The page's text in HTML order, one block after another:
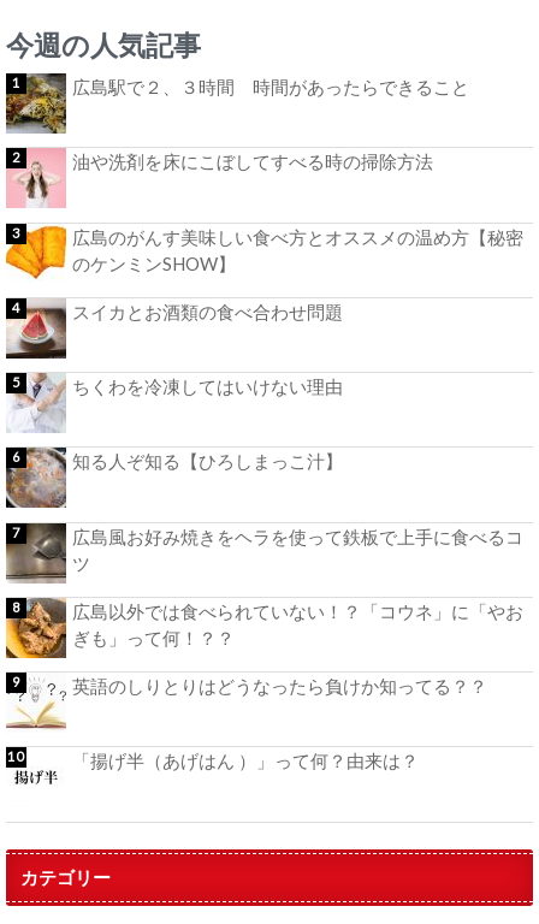
今週の人気記事
広島駅で２、３時間 時間があったらできること
油や洗剤を床にこぼしてすべる時の掃除方法
広島のがんす美味しい食べ方とオススメの温め方【秘密
のケンミンSHOW】
スイカとお酒類の食べ合わせ問題
ちくわを冷凍してはいけない理由
知る人ぞ知る【ひろしまっこ汁】
広島風お好み焼きをヘラを使って鉄板で上手に食べるコ
ツ
広島以外では食べられていない！？「コウネ」に「やお
ぎも」って何！？？
英語のしりとりはどうなったら負けか知ってる？？
「揚げ半（あげはん ）」って何？由来は？
カテゴリー